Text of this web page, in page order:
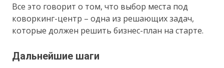
Все это говорит о том, что выбор места под
коворкинг-центр – одна из решающих задач,
которые должен решить бизнес-план на старте.
Дальнейшие шаги